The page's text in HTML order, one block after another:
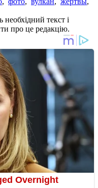
текст і
про це редакцію.